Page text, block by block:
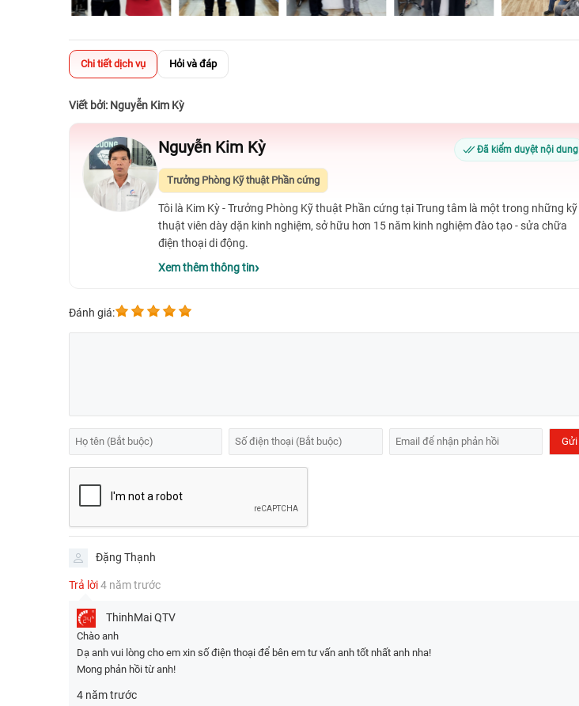
Chi tiết dịch vụ Hỏi và đáp
Viết bởi: Nguyễn Kim Kỳ
Nguyễn Kim Kỳ Đã kiểm duyệt nội dung
Trưởng Phòng Kỹ thuật Phần cứng
Tôi là Kim Kỳ - Trưởng Phòng Kỹ thuật Phần cứng tại Trung tâm là một trong những kỹ
thuật viên dày dặn kinh nghiệm, sở hữu hơn 15 năm kinh nghiệm đào tạo - sửa chữa
điện thoại di động.
Xem thêm thông tin
Đánh giá:
Đặng Thạnh
Trả lời4 năm trước
ThinhMaiQTV
Chào anh
Dạ anh vui lòng cho em xin số điện thoại để bên em tư vấn anh tốt nhất anh nha!
Mong phản hồi từ anh!
4 năm trước